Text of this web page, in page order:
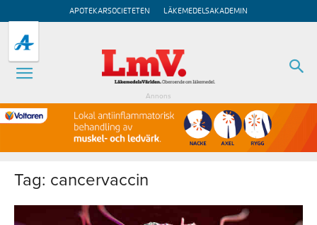
APOTEKARSOCIETETEN LÄKEMEDELSAKADEMIN
Annons
Tag: cancervaccin